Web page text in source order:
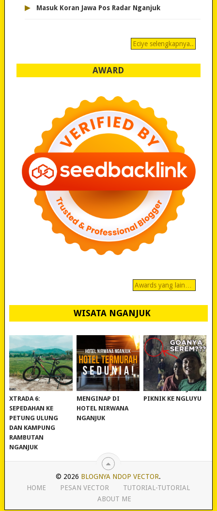
▸ Masuk Koran Jawa Pos Radar Nganjuk
Eciye selengkapnya..
AWARD
Awards yang lain…
WISATA NGANJUK
REVIEW POLYGON
XTRADA 6:
SEPEDAHAN KE
PETUNG ULUNG
DAN KAMPUNG
RAMBUTAN
NGANJUK
MURAH BANGET!
MENGINAP DI
HOTEL NIRWANA
NGANJUK
WISATA NGANJUK:
PIKNIK KE NGLUYU
© 2026 BLOGNYA NDOP VECTOR.
HOME
PESAN VECTOR
TUTORIAL-TUTORIAL
ABOUT ME